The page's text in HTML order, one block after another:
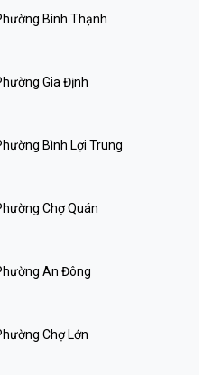
Bình Thạnh
Gia Định
Bình Lợi Trung
Chợ Quán
An Đông
Chợ Lớn